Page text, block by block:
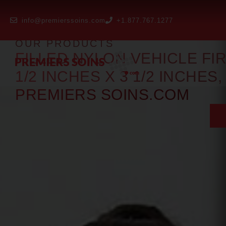
info@premierssoins.com +1.877.767.1277
OUR PRODUCTS
FILLED NYLON VEHICLE
1/2 INCHES X 3 1/2 INCHES,
PREMIERS SOINS.COM